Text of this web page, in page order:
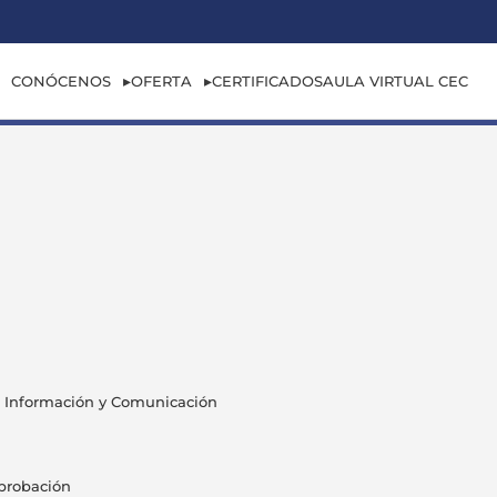
CONÓCENOS OFERTA CERTIFICADOSAULA VIRTUAL CEC
Información y Comunicación